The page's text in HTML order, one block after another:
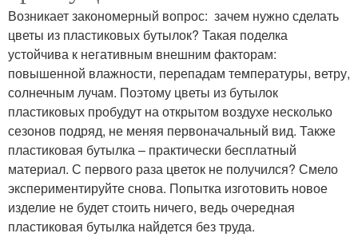
Возникает закономерный вопрос: зачем нужно сделать
цветы из пластиковых бутылок? Такая поделка
устойчива к негативным внешним факторам:
повышенной влажности, перепадам температуры, ветру,
солнечным лучам. Поэтому цветы из бутылок
пластиковых пробудут на открытом воздухе несколько
сезонов подряд, не меняя первоначальный вид. Также
пластиковая бутылка – практически бесплатный
материал. С первого раза цветок не получился? Смело
экспериментируйте снова. Попытка изготовить новое
изделие не будет стоить ничего, ведь очередная
пластиковая бутылка найдется без труда.